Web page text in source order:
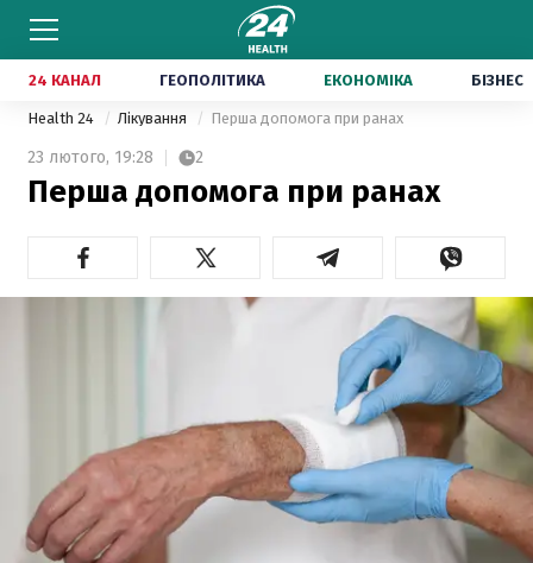
24 КАНАЛ ГЕОПОЛІТИКА ЕКОНОМІКА БІЗНЕС
Health 24 Лікування Перша допомога при ранах
23 лютого, 19:28 2
Перша допомога при ранах